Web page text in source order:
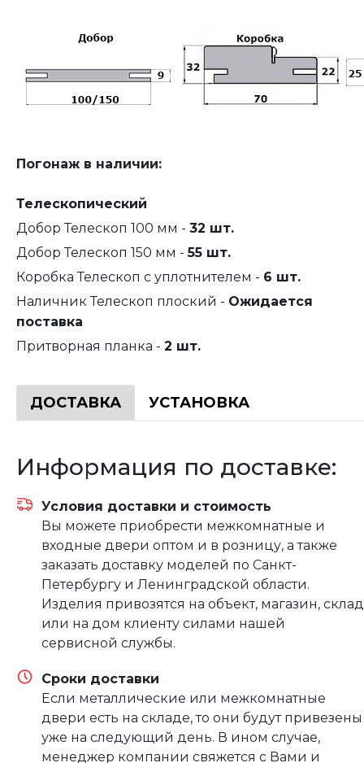
Погонаж в наличии:
Телескопический
Добор Телескоп 100 мм - 32 шт.
Добор Телескоп 150 мм -55 шт.
Коробка Телескоп с уплотнителем - 6 шт.
Наличник Телескоп плоский - Ожидается
поставка
Притворная планка - 2 шт.
ДОСТАВКА УСТАНОВКА
Информация по доставке:
Условия доставки и стоимость
Вы можете приобрести межкомнатные и
входные двери оптом и в розницу, а также
заказать доставку моделей по Санкт-
Петербургу и Ленинградской области.
Изделия привозятся на объект, магазин, склад
или на дом клиенту силами нашей
сервисной службы.
Сроки доставки
Если металлические или межкомнатные
двери есть на складе, то они будут привезены
уже на следующий день. В ином случае,
менеджер компании свяжется с Вами и